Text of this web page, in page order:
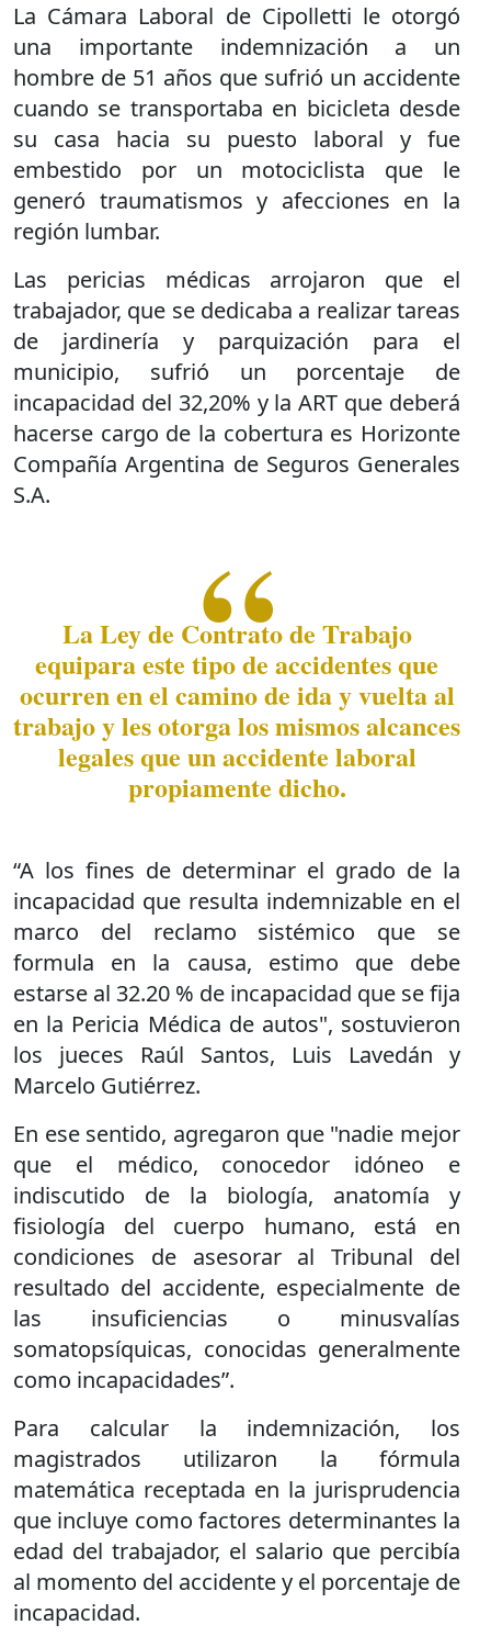
La Cámara Laboral de Cipolletti le otorgó
una importante indemnización a un
hombre de 51 años que sufrió un accidente
cuando se transportaba en bicicleta desde
su casa hacia su puesto laboral y fue
embestido por un motociclista que le
generó traumatismos y afecciones en la
región lumbar.
Las pericias médicas arrojaron que el
trabajador, que se dedicaba a realizar tareas
de jardinería y parquización para el
municipio, sufrió un porcentaje de
incapacidad del 32,20% y la ART que deberá
hacerse cargo de la cobertura es Horizonte
Compañía Argentina de Seguros Generales
S.A.
La Ley de Contrato de Trabajo
equipara este tipo de accidentes que
ocurren en el camino de ida y vuelta al
trabajo y les otorga los mismos alcances
legales que un accidente laboral
propiamente dicho.
“A los fines de determinar el grado de la
incapacidad que resulta indemnizable en el
marco del reclamo sistémico que se
formula en la causa, estimo que debe
estarse al 32.20 % de incapacidad que se fija
en la Pericia Médica de autos", sostuvieron
los jueces Raúl Santos, Luis Lavedán y
Marcelo Gutiérrez.
En ese sentido, agregaron que "nadie mejor
que el médico, conocedor idóneo e
indiscutido de la biología, anatomía y
fisiología del cuerpo humano, está en
condiciones de asesorar al Tribunal del
resultado del accidente, especialmente de
las insuficiencias o minusvalías
somatopsíquicas, conocidas generalmente
como incapacidades”.
Para calcular la indemnización, los
magistrados utilizaron la fórmula
matemática receptada en la jurisprudencia
que incluye como factores determinantes la
edad del trabajador, el salario que percibía
al momento del accidente y el porcentaje de
incapacidad.